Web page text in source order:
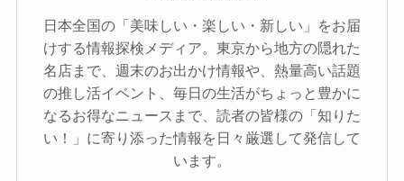
日本全国の「美味しい・楽しい・新しい」をお届
けする情報探検メディア。東京から地方の隠れた
名店まで、週末のお出かけ情報や、熱量高い話題
の推し活イベント、毎日の生活がちょっと豊かに
なるお得なニュースまで、読者の皆様の「知りた
い！」に寄り添った情報を日々厳選して発信して
います。